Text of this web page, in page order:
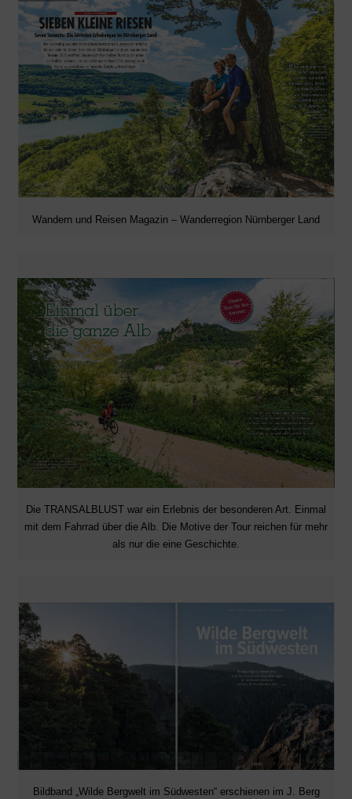
Wandern und Reisen Magazin – Wanderregion Nürnberger Land
Die TRANSALBLUST war ein Erlebnis der besonderen Art. Einmal
mit dem Fahrrad über die Alb. Die Motive der Tour reichen für mehr
als nur die eine Geschichte.
Bildband „Wilde Bergwelt im Südwesten“ erschienen im J. Berg